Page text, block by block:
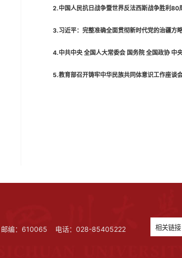
2.中国人民抗日战争暨世界反法西斯战争胜利80
3.习近平：完整准确全面贯彻新时代党的治疆方
4.中共中央 全国人大常委会 国务院 全国政协 中
5.教育部召开铸牢中华民族共同体意识工作座谈
邮编：610065 电话：028-85405222